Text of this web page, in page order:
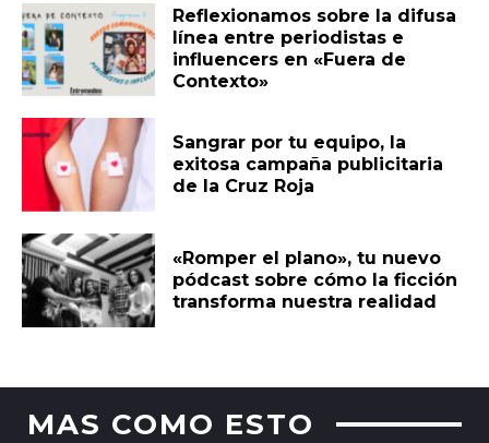
Reflexionamos sobre la difusa
línea entre periodistas e
influencers en «Fuera de
Contexto»
Sangrar por tu equipo, la
exitosa campaña publicitaria
de la Cruz Roja
«Romper el plano», tu nuevo
pódcast sobre cómo la ficción
transforma nuestra realidad
MAS COMO ESTO